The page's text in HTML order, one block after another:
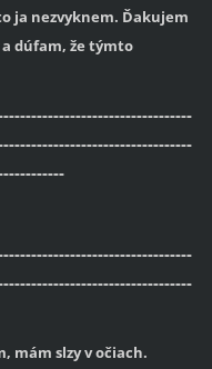
ja nezvyknem. Ďakujem
dúfam, že týmto
mám slzy v očiach.